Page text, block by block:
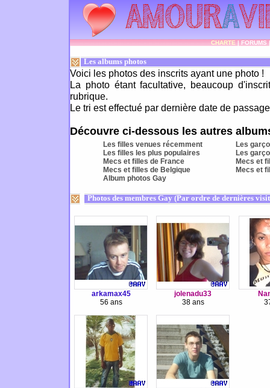
CHARTE|FORUMS
Les albums photos
Voici les photos des inscrits ayant une photo !
La photo étant facultative, beaucoup
rubrique.
Le tri est effectué par dernière date de
Découvre ci-dessous les autres
Les filles venues récemment
Les filles les plus populaires
Mecs et filles de France
Mecs et filles de Belgique
Album photos Gay
Les
Les
Mecs et
Mecs et
Photos des membres Gay (Par ordre de dernières
arkamax45
56 ans
jolenadu33
38 ans